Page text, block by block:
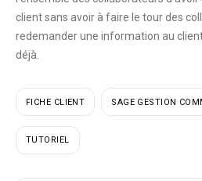
client sans avoir à faire le tour des
redemander une information au
déjà.
FICHE CLIENT SAGE GESTION
TUTORIEL